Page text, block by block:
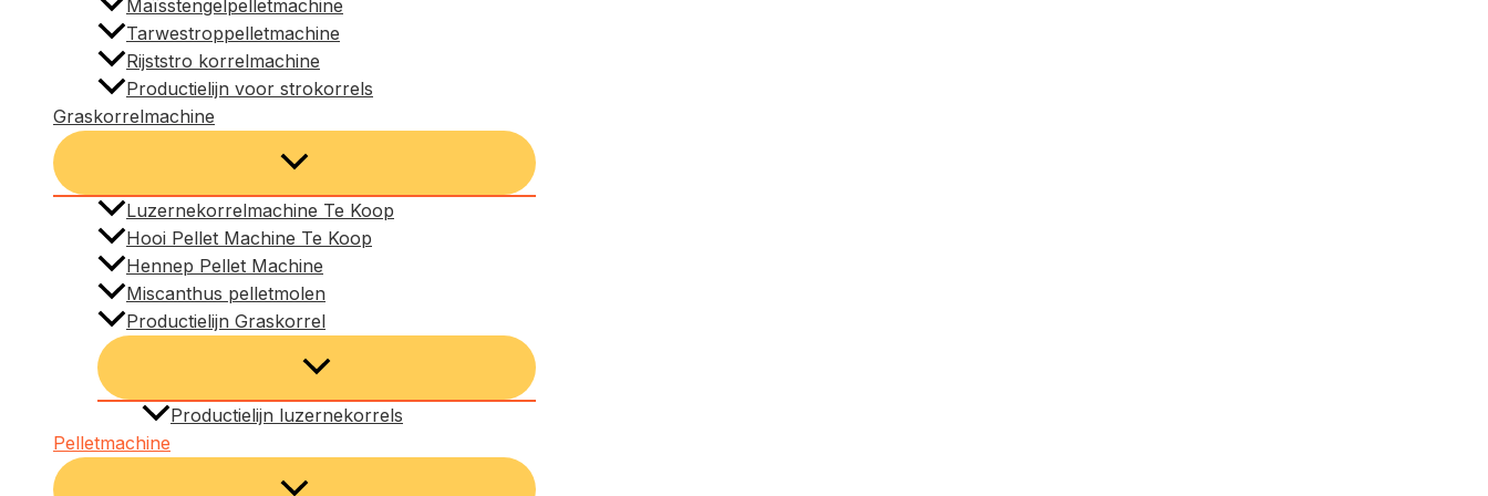
Maïsstengelpelletmachine
Tarwestroppelletmachine
Rijststro korrelmachine
Productielijn voor strokorrels
Graskorrelmachine
Luzernekorrelmachine Te Koop
Hooi Pellet Machine Te Koop
Hennep Pellet Machine
Miscanthus pelletmolen
Productielijn Graskorrel
Productielijn luzernekorrels
Pelletmachine